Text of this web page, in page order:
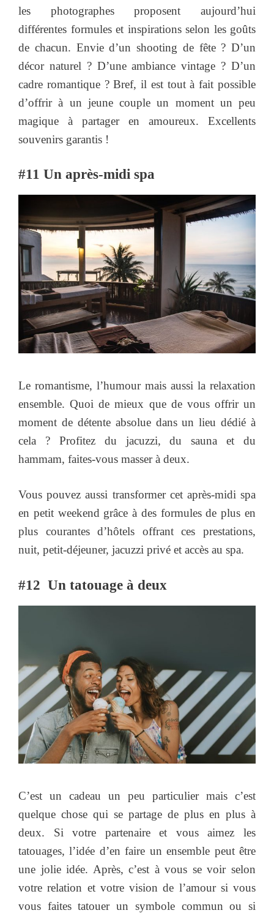
les photographes proposent aujourd’hui
différentes formules et inspirations selon les goûts
de chacun. Envie d’un shooting de fête ? D’un
décor naturel ? D’une ambiance vintage ? D’un
cadre romantique ? Bref, il est tout à fait possible
d’offrir à un jeune couple un moment un peu
magique à partager en amoureux. Excellents
souvenirs garantis !
#11 Un après-midi spa
Le romantisme, l’humour mais aussi la relaxation
ensemble. Quoi de mieux que de vous offrir un
moment de détente absolue dans un lieu dédié à
cela ? Profitez du jacuzzi, du sauna et du
hammam, faites-vous masser à deux.
Vous pouvez aussi transformer cet après-midi spa
en petit weekend grâce à des formules de plus en
plus courantes d’hôtels offrant ces prestations,
nuit, petit-déjeuner, jacuzzi privé et accès au spa.
#12 Un tatouage à deux
C’est un cadeau un peu particulier mais c’est
quelque chose qui se partage de plus en plus à
deux. Si votre partenaire et vous aimez les
tatouages, l’idée d’en faire un ensemble peut être
une jolie idée. Après, c’est à vous se voir selon
votre relation et votre vision de l’amour si vous
vous faites tatouer un symbole commun ou si